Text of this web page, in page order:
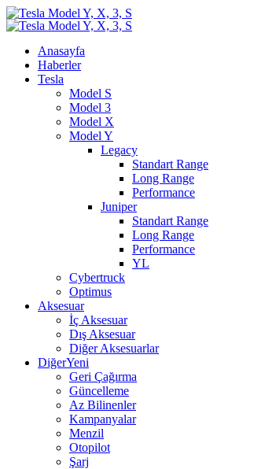
Anasayfa
Haberler
Tesla
Model S
Model 3
Model X
Model Y
Legacy
Standart Range
Long Range
Performance
Juniper
Standart Range
Long Range
Performance
YL
Cybertruck
Optimus
Aksesuar
İç Aksesuar
Dış Aksesuar
Diğer Aksesuarlar
DiğerYeni
Geri Çağırma
Güncelleme
Az Bilinenler
Kampanyalar
Menzil
Otopilot
Şarj